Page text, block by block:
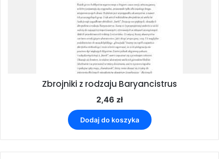
Zbrojniki z rodzaju Baryancistrus
2,46 zł
Dodaj do koszyka